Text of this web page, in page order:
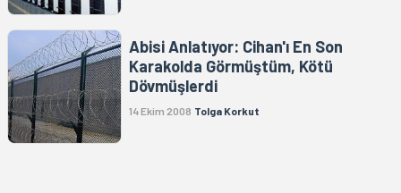
Abisi Anlatıyor: Cihan'ı En Son
Karakolda Görmüştüm, Kötü
Dövmüşlerdi
14 Ekim 2008 Tolga Korkut